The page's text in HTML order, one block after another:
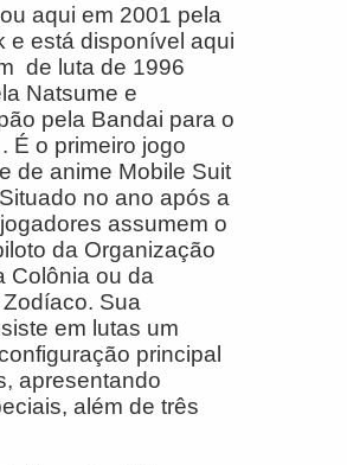
aqui em 2001 pela
e está disponível aqui
de luta de 1996
Natsume e
pela Bandai para o
É o primeiro jogo
de anime Mobile Suit
no ano após a
assumem o
da Organização
Colônia ou da
Sua
em lutas um
principal
apresentando
além de três